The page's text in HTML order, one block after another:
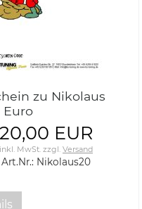
zu Nikolaus
Euro
20,00 EUR
inkl. MwSt. zzgl.Versand
Art.Nr.: Nikolaus20